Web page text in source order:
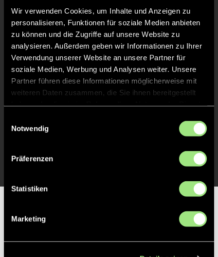
Wir verwenden Cookies, um Inhalte und Anzeigen zu
personalisieren, Funktionen für soziale Medien anbieten
zu können und die Zugriffe auf unsere Website zu
analysieren. Außerdem geben wir Informationen zu Ihrer
Verwendung unserer Website an unsere Partner für
soziale Medien, Werbung und Analysen weiter. Unsere
Partner führen diese Informationen möglicherweise mit
weiteren Daten zusammen, die Sie ihnen bereitgestellt
Notwendig
Präferenzen
Statistiken
Marketing